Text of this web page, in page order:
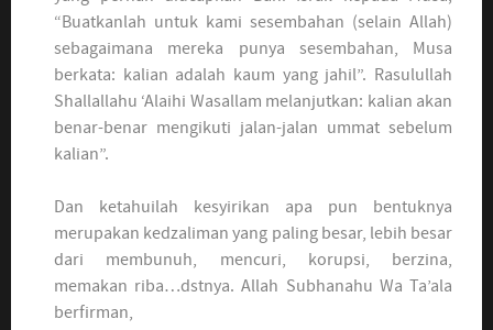
“Buatkanlah untuk kami sesembahan (selain Allah)
sebagaimana mereka punya sesembahan, Musa
berkata: kalian adalah kaum yang jahil”. Rasulullah
Shallallahu ‘Alaihi Wasallam melanjutkan: kalian akan
benar-benar mengikuti jalan-jalan ummat sebelum
kalian”.
Dan ketahuilah kesyirikan apa pun bentuknya
merupakan kedzaliman yang paling besar, lebih besar
dari membunuh, mencuri, korupsi, berzina,
memakan riba…dstnya. Allah Subhanahu Wa Ta’ala
berfirman,